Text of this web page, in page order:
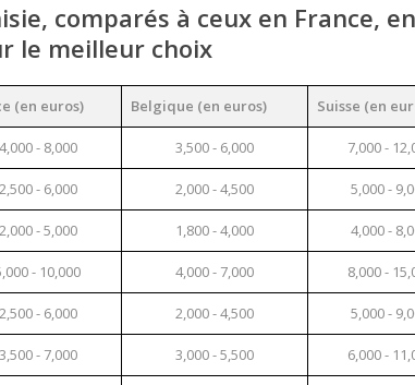
comparés à ceux en France, en
le meilleur choix
(en euros) Belgique (en euros) Suisse (en
4,000 - 8,000 3,500 - 6,000 7,000 -
2,500 - 6,000 2,000 - 4,500 5,000 -
2,000 - 5,000 1,800 - 4,000 4,000 -
- 10,000 4,000 - 7,000 8,000 -
2,500 - 6,000 2,000 - 4,500 5,000 -
3,500 - 7,000 3,000 - 5,500 6,000 -